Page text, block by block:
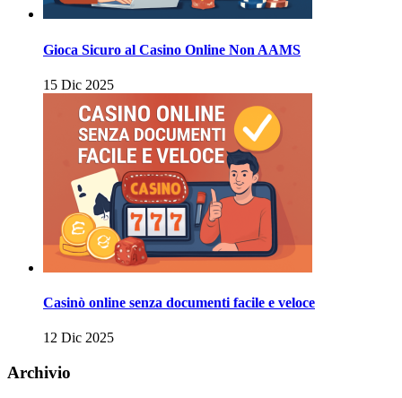
Gioca Sicuro al Casino Online Non AAMS
15 Dic 2025
Casinò online senza documenti facile e veloce
12 Dic 2025
Archivio